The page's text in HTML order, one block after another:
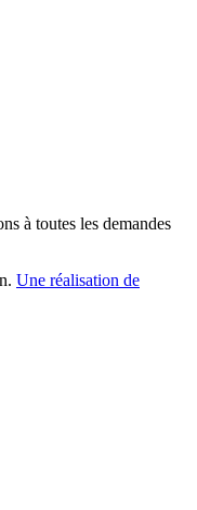
à toutes les demandes
Une réalisation de